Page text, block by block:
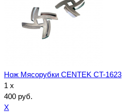
Нож Мясорубки CENTEK CT-1623
1 x
400 руб.
X